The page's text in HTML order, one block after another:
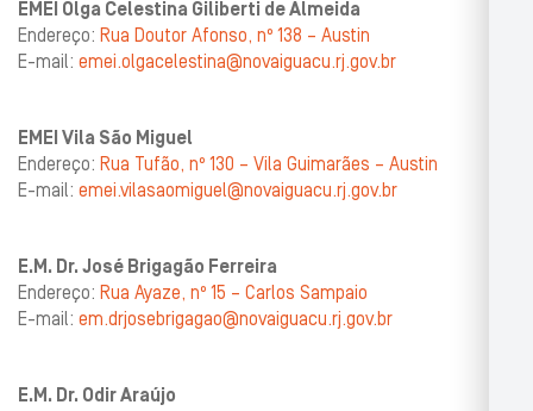
EMEI Olga Celestina Giliberti de Almeida
Endereço: Rua Doutor Afonso, nº 138 – Austin
E-mail: emei.olgacelestina@novaiguacu.rj.gov.br
EMEI Vila São Miguel
Endereço: Rua Tufão, nº 130 – Vila Guimarães – Austin
E-mail: emei.vilasaomiguel@novaiguacu.rj.gov.br
E.M. Dr. José Brigagão Ferreira
Endereço: Rua Ayaze, nº 15 – Carlos Sampaio
E-mail: em.drjosebrigagao@novaiguacu.rj.gov.br
E.M. Dr. Odir Araújo